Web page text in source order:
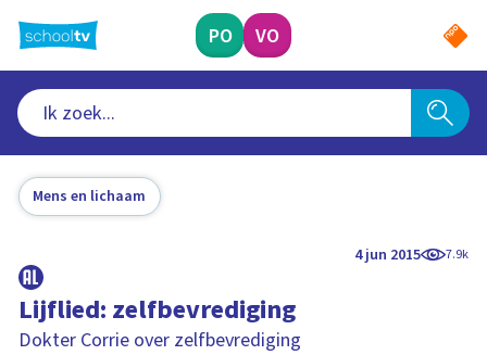
naar
hoofdinhoud
PO VO
Mens en lichaam
4 jun 2015 7.9k
Lijflied: zelfbevrediging
Dokter Corrie over zelfbevrediging